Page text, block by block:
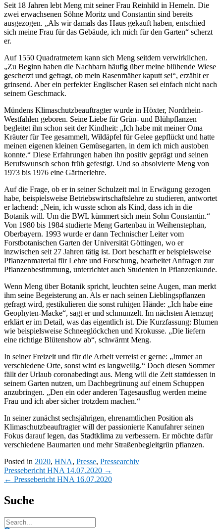
Seit 18 Jahren lebt Meng mit seiner Frau Reinhild in Hemeln. Die
zwei erwachsenen Söhne Moritz und Constantin sind bereits
ausgezogen. „Als wir damals das Haus gekauft haben, entschied
sich meine Frau für das Gebäude, ich mich für den Garten“ scherzt
er.
Auf 1550 Quadratmetern kann sich Meng seitdem verwirklichen.
„Zu Beginn haben die Nachbarn häufig über meine blühende Wiese
gescherzt und gefragt, ob mein Rasenmäher kaputt sei“, erzählt er
grinsend. Aber ein perfekter Englischer Rasen sei einfach nicht nach
seinem Geschmack.
Mündens Klimaschutzbeauftragter wurde in Höxter, Nordrhein-
Westfahlen geboren. Seine Liebe für Grün- und Blühpflanzen
begleitet ihn schon seit der Kindheit: „Ich habe mit meiner Oma
Kräuter für Tee gesammelt, Wildäpfel für Gelee gepflückt und hatte
meinen eigenen kleinen Gemüsegarten, in dem ich mich austoben
konnte.“ Diese Erfahrungen haben ihn positiv geprägt und seinen
Berufswunsch schon früh gefestigt. Und so absolvierte Meng von
1973 bis 1976 eine Gärtnerlehre.
Auf die Frage, ob er in seiner Schulzeit mal in Erwägung gezogen
habe, beispielsweise Betriebswirtschaftslehre zu studieren, antwortet
er lachend: „Nein, ich wusste schon als Kind, dass ich in die
Botanik will. Um die BWL kümmert sich mein Sohn Constantin.“
Von 1980 bis 1984 studierte Meng Gartenbau in Weihenstephan,
Oberbayern. 1993 wurde er dann Technischer Leiter vom
Forstbotanischen Garten der Universität Göttingen, wo er
inzwischen seit 27 Jahren tätig ist. Dort beschafft er beispielsweise
Pflanzenmaterial für Lehre und Forschung, bearbeitet Anfragen zur
Pflanzenbestimmung, unterrichtet auch Studenten in Pflanzenkunde.
Wenn Meng über Botanik spricht, leuchten seine Augen, man merkt
ihm seine Begeisterung an. Als er nach seinen Lieblingspflanzen
gefragt wird, gestikulieren die sonst ruhigen Hände: „Ich habe eine
Geophyten-Macke“, sagt er und schmunzelt. Im nächsten Atemzug
erklärt er im Detail, was das eigentlich ist. Die Kurzfassung: Blumen
wie beispielsweise Schneeglöckchen und Krokusse. „Die liefern
eine richtige Blütenshow ab“, schwärmt Meng.
In seiner Freizeit und für die Arbeit verreist er gerne: „Immer an
verschiedene Orte, sonst wird es langweilig.“ Doch diesen Sommer
fällt der Urlaub coronabedingt aus. Meng will die Zeit stattdessen in
seinem Garten nutzen, um Dachbegrünung auf einem Schuppen
anzubringen. „Den ein oder anderen Tagesausflug werden meine
Frau und ich aber sicher trotzdem machen.“
In seiner zunächst sechsjährigen, ehrenamtlichen Position als
Klimaschutzbeauftragter will der passionierte Kanufahrer seinen
Fokus darauf legen, das Stadtklima zu verbessern. Er möchte dafür
verschiedene Baumarten und mehr Straßenbegleitgrün pflanzen.
Posted in 2020, HNA, Presse, Pressearchiv
Post
navigation
Pressebericht HNA 14.07.2020 →
← Pressebericht HNA 16.07.2020
Suche